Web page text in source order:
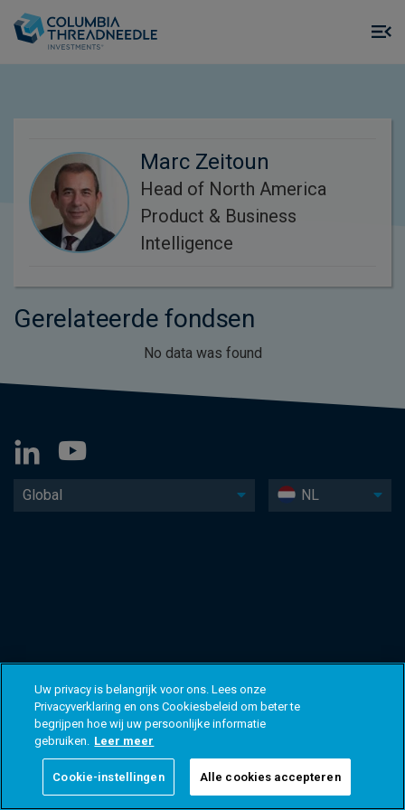
Marc Zeitoun
Head of North America
Product & Business
Intelligence
Gerelateerde fondsen
No data was found
Global NL
Uw privacy is belangrijk voor ons. Lees onze
Privacyverklaring en ons Cookiesbeleid om beter te
begrijpen hoe wij uw persoonlijke informatie
gebruiken. Leer meer
Cookie-instellingen Alle cookies accepteren